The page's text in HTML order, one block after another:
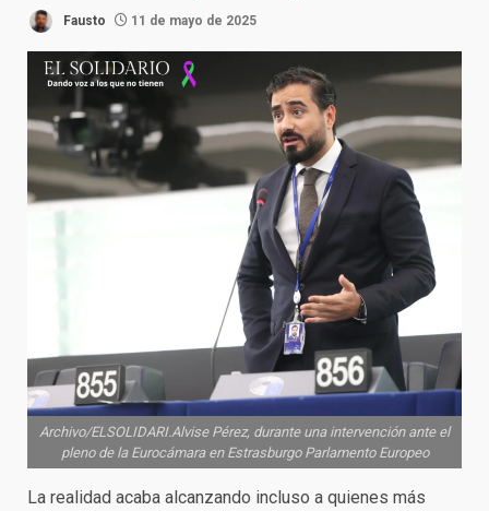
Fausto 11 de mayo de 2025
Archivo/ELSOLIDARI.Alvise Pérez, durante una intervención ante el
pleno de la Eurocámara en Estrasburgo Parlamento Europeo
La realidad acaba alcanzando incluso a quienes más